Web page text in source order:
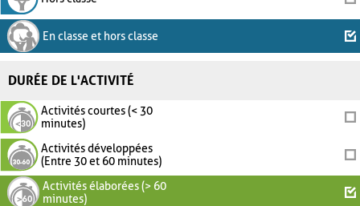
En classe et hors classe
DURÉE DE L'ACTIVITÉ
Activités courtes (< 30
minutes)
Activités développées
(Entre 30 et 60 minutes)
Activités élaborées (> 60
minutes)